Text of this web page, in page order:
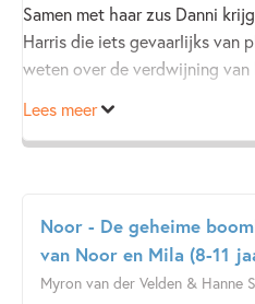
Samen met haar zus Danni
Harris die iets gevaarlijks van
weten over de verdwijning van
Lees meer
Noor - De geheime
van Noor en Mila (8-11
Myron van der Velden & Hanne